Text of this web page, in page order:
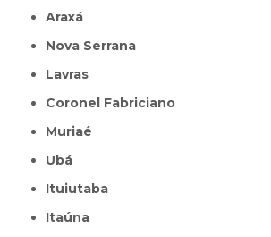
Araxá
Nova Serrana
Lavras
Coronel Fabriciano
Muriaé
Ubá
Ituiutaba
Itaúna